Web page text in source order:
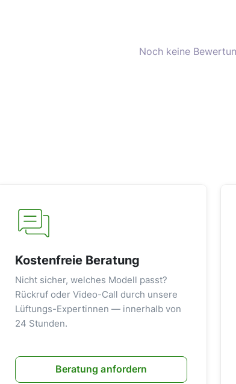
Noch keine
Kostenfreie Beratung
Nicht sicher, welches Modell passt?
Rückruf oder Video-Call durch unsere
Lüftungs-Expertinnen — innerhalb von
24 Stunden.
Beratung anfordern